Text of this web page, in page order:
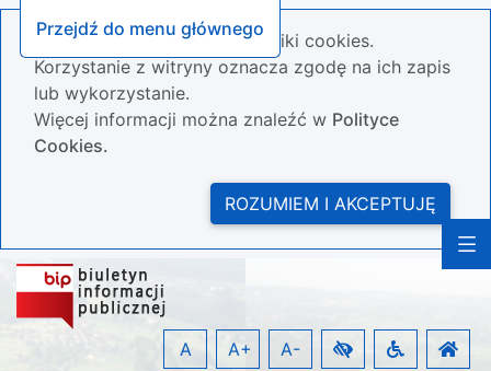
Przejdź do menu głównego
Nasza strona wykorzystuje pliki cookies.
Korzystanie z witryny oznacza zgodę na ich zapis
lub wykorzystanie.
Więcej informacji można znaleźć w Polityce
Cookies.
ROZUMIEM I AKCEPTUJĘ
A A+ A-